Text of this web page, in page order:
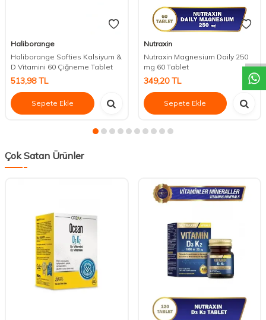
DESTEK
Haliborange
Haliborange Softies Kalsiyum &
D Vitamini 60 Çiğneme Tablet
513,98TL
Sepete Ekle
Nutraxin
Nutraxin Magnesium Daily 250
mg 60 Tablet
349,20TL
Sepete Ekle
Çok Satan Ürünler